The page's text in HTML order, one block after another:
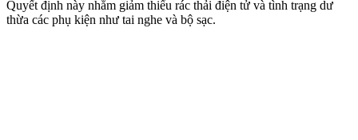
Quyết định này nhằm giảm thiểu rác thải điện tử và tình trạng dư
thừa các phụ kiện như tai nghe và bộ sạc.